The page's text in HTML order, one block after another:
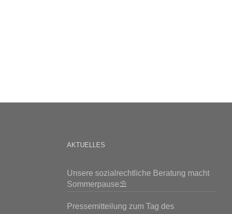
AKTUELLES
Unsere sozialrechtliche Beratung macht
Sommerpause⛱️
Pressemitteilung zum Tag des